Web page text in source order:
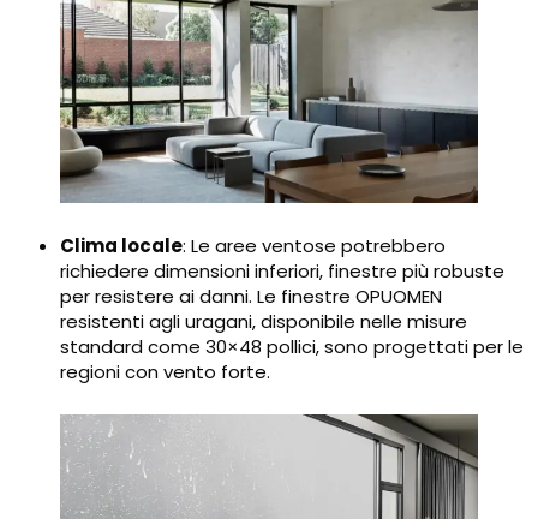
Clima locale: Le aree ventose potrebbero
richiedere dimensioni inferiori, finestre più robuste
per resistere ai danni. Le finestre OPUOMEN
resistenti agli uragani, disponibile nelle misure
standard come 30×48 pollici, sono progettati per le
regioni con vento forte.